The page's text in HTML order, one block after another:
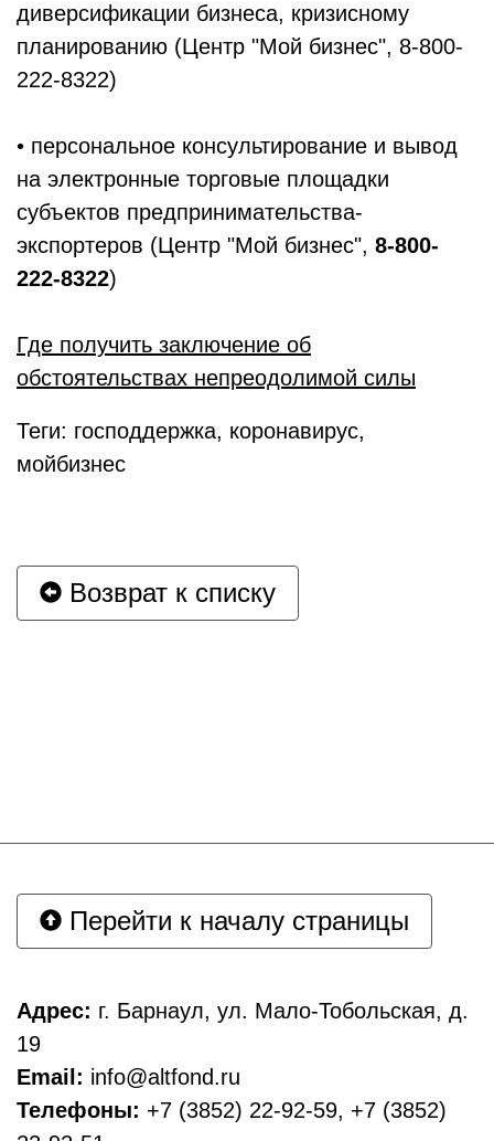
диверсификации бизнеса, кризисному
планированию (Центр "Мой бизнес", 8-800-
222-8322)
• персональное консультирование и вывод
на электронные торговые площадки
субъектов предпринимательства-
экспортеров (Центр "Мой бизнес", 8-800-
222-8322)
Где получить заключение об
обстоятельствах непреодолимой силы
Теги: господдержка, коронавирус,
мойбизнес
Возврат к списку
Перейти к началу страницы
Адрес: г. Барнаул, ул. Мало-Тобольская, д.
19
Email: info@altfond.ru
Телефоны: +7 (3852) 22-92-59, +7 (3852)